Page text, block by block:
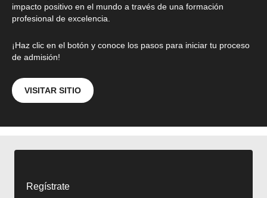
impacto positivo en el mundo a través de una formación
profesional de excelencia.
¡Haz clic en el botón y conoce los pasos para iniciar tu proceso
de admisión!
VISITAR SITIO
Regístrate